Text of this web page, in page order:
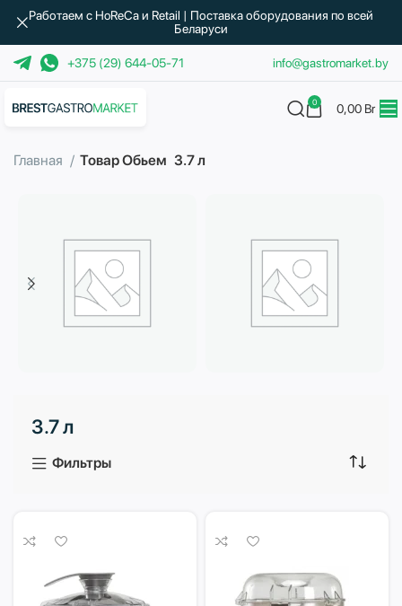
+375 (29) 644-05-71 info@gastromarket.by
0 0,00 Br
Главная Товар Обьем 3.7 л
3 продукта
3.7 л
Фильтры
Работаем с HoReCa и Retail | Поставка оборудования по всей
Беларуси